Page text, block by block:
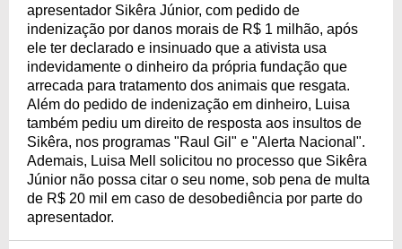
apresentador Sikêra Júnior, com pedido de
indenização por danos morais de R$ 1 milhão, após
ele ter declarado e insinuado que a ativista usa
indevidamente o dinheiro da própria fundação que
arrecada para tratamento dos animais que resgata.
Além do pedido de indenização em dinheiro, Luisa
também pediu um direito de resposta aos insultos de
Sikêra, nos programas "Raul Gil" e "Alerta Nacional".
Ademais, Luisa Mell solicitou no processo que Sikêra
Júnior não possa citar o seu nome, sob pena de multa
de R$ 20 mil em caso de desobediência por parte do
apresentador.